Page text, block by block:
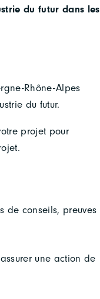
du futur dans les
Rhône-Alpes
du futur.
projet pour
de conseils, preuves
une action de